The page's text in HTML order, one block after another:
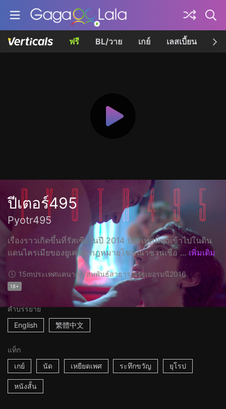
ฟรี BL/วาย เกย์ เลสเบี้ยน เค
ปีเตอร์495
Pyotr495
เรื่องราวเกิดขึ้นที่รัสเซียในปี 2014 ประเทศนี้บุกเข้าไปในดิน
แดนไครเมียของยูเครน กฎหมายโฆษณาชวนเชื่อ ... เพิ่มเติม
15mประเทศแคนาดา/สหพันธ์สาธารณรัฐเยอรมนี2016
18+
คำบรรยาย
English
繁體中文
แท็ก
เกย์
นัด เหยียดเพศ ระทึกขวัญ ยุโรป
หนังสั้น